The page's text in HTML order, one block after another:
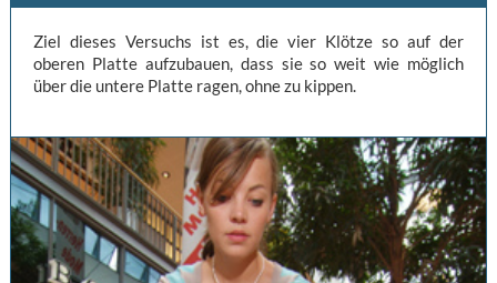
Ziel dieses Versuchs ist es, die vier Klötze so auf der
oberen Platte aufzubauen, dass sie so weit wie möglich
über die untere Platte ragen, ohne zu kippen.